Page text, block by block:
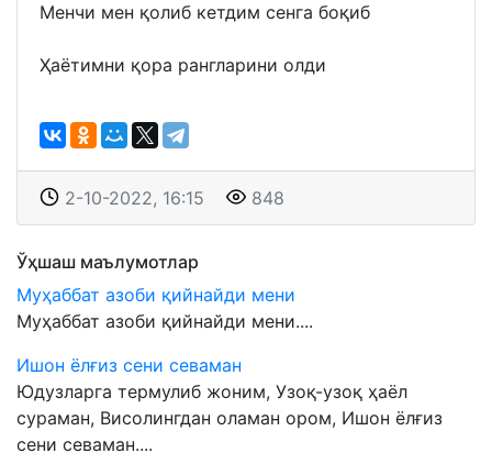
Менчи мен қолиб кетдим сенга боқиб
Ҳаётимни қора рангларини олди
2-10-2022, 16:15 848
Ўҳшаш маълумотлар
Муҳаббат азоби қийнайди мени
Муҳаббат азоби қийнайди мени....
Ишон ёлғиз сени севаман
Юдузларга термулиб жоним, Узоқ-узоқ ҳаёл
сураман, Висолингдан оламан ором, Ишон ёлғиз
сени севаман....